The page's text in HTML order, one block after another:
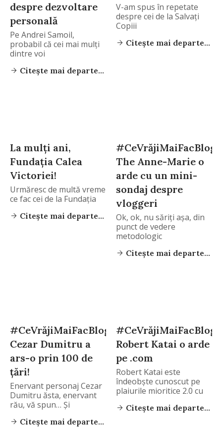
despre dezvoltare
personală
Pe Andrei Samoil,
probabil că cei mai mulţi
dintre voi
Citește mai departe...
V-am spus în repetate
despre cei de la Salvaţi
Copiii
Citește mai departe...
La mulţi ani,
Fundaţia Calea
Victoriei!
Urmăresc de multă vreme
ce fac cei de la Fundaţia
Citește mai departe...
The Anne-Marie o
arde cu un mini-
sondaj despre
vloggeri
Ok, ok, nu săriţi aşa, din
punct de vedere
metodologic
Citește mai departe...
#CeVrăjiMaiFacBloggerii
Cezar Dumitru a
ars-o prin 100 de
ţări!
Enervant personaj Cezar
Dumitru ăsta, enervant
rău, vă spun… Şi
Citește mai departe...
Robert Katai o arde
pe .com
Robert Katai este
îndeobşte cunoscut pe
plaiurile mioritice 2.0 cu
Citește mai departe...